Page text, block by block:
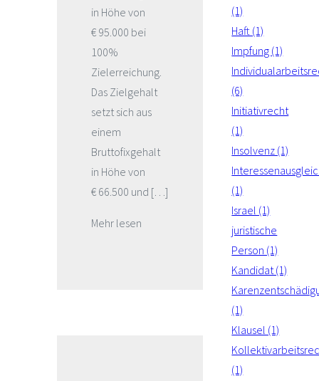
in Höhe von
€ 95.000 bei
100%
Zielerreichung.
Das Zielgehalt
setzt sich aus
einem
Bruttofixgehalt
in Höhe von
€ 66.500 und […]
Mehr lesen
(1)
Haft (1)
Impfung (1)
(6)
Initiativrecht
(1)
Insolvenz (1)
(1)
Israel (1)
juristische
Person (1)
Kandidat (1)
(1)
Klausel (1)
(1)